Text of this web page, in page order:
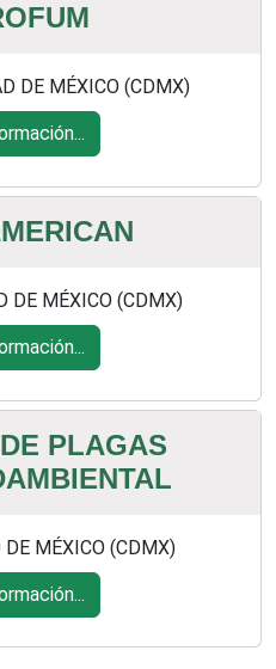
DE MÉXICO (CDMX)
DE MÉXICO (CDMX)
PLAGAS
MÉXICO (CDMX)